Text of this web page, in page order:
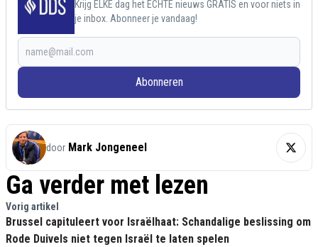
Krijg ELKE dag het ECHTE nieuws GRATIS en voor niets in
je inbox. Abonneer je vandaag!
Abonneren
door Mark Jongeneel
Ga verder met lezen
Vorig artikel
Brussel capituleert voor Israëlhaat: Schandalige beslissing om
Rode Duivels niet tegen Israël te laten spelen